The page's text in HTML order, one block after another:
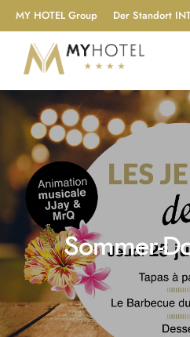
MY HOTEL Group Der Standort
Sommer-